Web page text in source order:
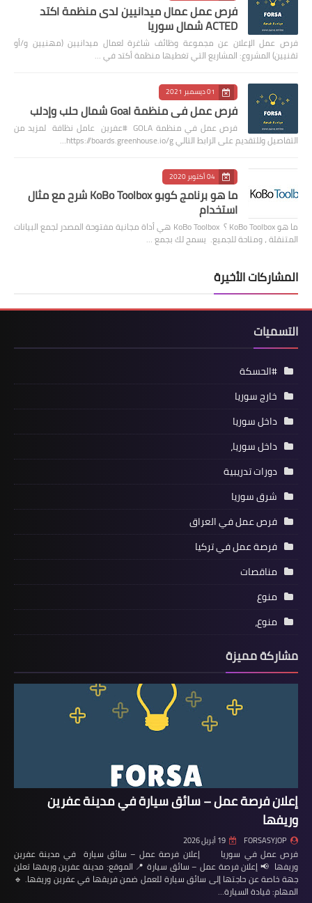
فرص عمل عمال ميدانيين لدى منظمة اكتد
ACTED شمال سوريا
فرص عمل الإعلان عن مجموعة وظائف شاغرة لعمال ميدانيين (مهنيين و/أو
تقنيين) المشروع: المشاريع التي تغطيها منظمة أكتد في …
01 ديسمبر 2021
فرص عمل في منظمة Goal شمال حلب وإدلب
فرص عمل في منظمة GOLA #عفرين عامل نظافة لمزيد من
التفاصيل وللتقديم على الرابط التالي https://boards.greenhouse.io/g…
04 أكتوبر 2020
ما هو برنامج كوبو KoBo Toolbox شرح مع مثال
استخدام
ما هو KoBo Toolbox ؟ KoBo Toolbox هي أداة مجانية مفتوحة المصدر لجمع البيانات
المتنقلة ، ومتاحة للجميع. يسمح لك بجمع …
المشاركات الأخيرة
التسميات
#الحسكة
خارج سوريا
داخل سوريا
داخل سوريا،
دورات تدريبية
شرق سوريا
فرص عمل في العراق
فرصة عمل في تركيا
مناقصات
منوع
منوع،
مشاركة مميزة
إعلان فرصة عمل – سائق سيارة في مدينة عفرين
وريفها
FORSASYJOP 19 أبريل 2026
فرص عمل في سوريا إعلان فرصة عمل – سائق سيارة في مدينة عفرين
وريفها 📢 إعلان فرصة عمل – سائق سيارة 📍 الموقع: مدينة عفرين وريفها تعلن
جهة خاصة عن حاجتها إلى سائق سيارة للعمل ضمن فريقها في عفرين وريفها. 🔹
المهام: قيادة السيارة…